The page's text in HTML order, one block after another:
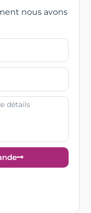
nous avons